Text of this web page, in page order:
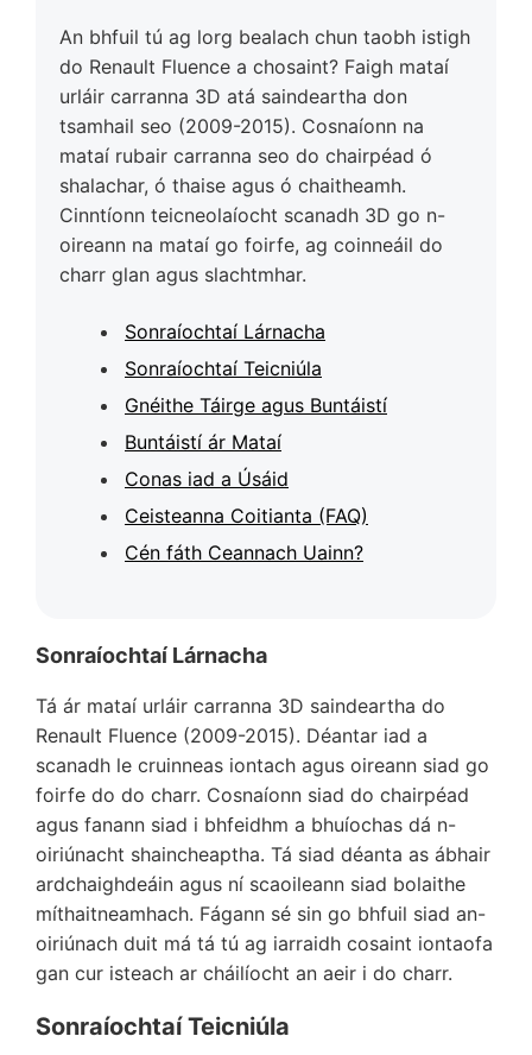
An bhfuil tú ag lorg bealach chun taobh istigh
do Renault Fluence a chosaint? Faigh mataí
urláir carranna 3D atá saindeartha don
tsamhail seo (2009-2015). Cosnaíonn na
mataí rubair carranna seo do chairpéad ó
shalachar, ó thaise agus ó chaitheamh.
Cinntíonn teicneolaíocht scanadh 3D go n-
oireann na mataí go foirfe, ag coinneáil do
charr glan agus slachtmhar.
Sonraíochtaí Lárnacha
Sonraíochtaí Teicniúla
Gnéithe Táirge agus Buntáistí
Buntáistí ár Mataí
Conas iad a Úsáid
Ceisteanna Coitianta (FAQ)
Cén fáth Ceannach Uainn?
Sonraíochtaí Lárnacha
Tá ár mataí urláir carranna 3D saindeartha do
Renault Fluence (2009-2015). Déantar iad a
scanadh le cruinneas iontach agus oireann siad go
foirfe do do charr. Cosnaíonn siad do chairpéad
agus fanann siad i bhfeidhm a bhuíochas dá n-
oiriúnacht shaincheaptha. Tá siad déanta as ábhair
ardchaighdeáin agus ní scaoileann siad bolaithe
míthaitneamhach. Fágann sé sin go bhfuil siad an-
oiriúnach duit má tá tú ag iarraidh cosaint iontaofa
gan cur isteach ar cháilíocht an aeir i do charr.
Sonraíochtaí Teicniúla